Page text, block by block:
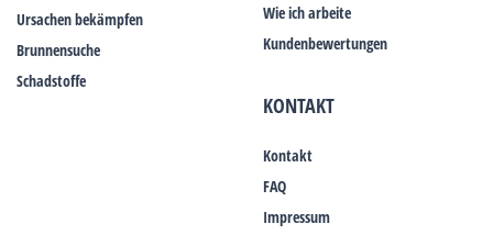
Ursachen bekämpfen
Brunnensuche
Schadstoffe
Wie ich arbeite
Kundenbewertungen
KONTAKT
Kontakt
FAQ
Impressum